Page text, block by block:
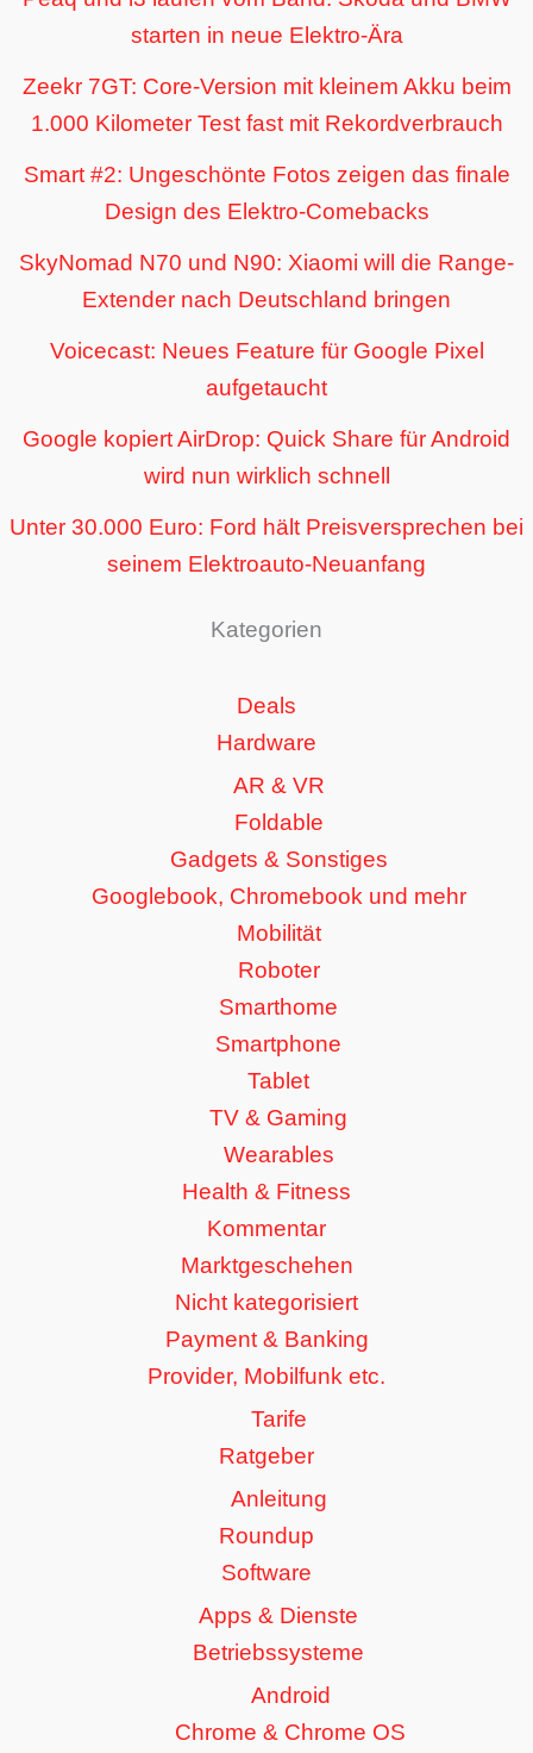
starten in neue Elektro-Ära
Zeekr 7GT: Core-Version mit kleinem Akku beim
1.000 Kilometer Test fast mit Rekordverbrauch
Smart #2: Ungeschönte Fotos zeigen das finale
Design des Elektro-Comebacks
SkyNomad N70 und N90: Xiaomi will die Range-
Extender nach Deutschland bringen
Voicecast: Neues Feature für Google Pixel
aufgetaucht
Google kopiert AirDrop: Quick Share für Android
wird nun wirklich schnell
Unter 30.000 Euro: Ford hält Preisversprechen bei
seinem Elektroauto-Neuanfang
Kategorien
Deals
Hardware
AR & VR
Foldable
Gadgets & Sonstiges
Googlebook, Chromebook und mehr
Mobilität
Roboter
Smarthome
Smartphone
Tablet
TV & Gaming
Wearables
Health & Fitness
Kommentar
Marktgeschehen
Nicht kategorisiert
Payment & Banking
Provider, Mobilfunk etc.
Tarife
Ratgeber
Anleitung
Roundup
Software
Apps & Dienste
Betriebssysteme
Android
Chrome & Chrome OS